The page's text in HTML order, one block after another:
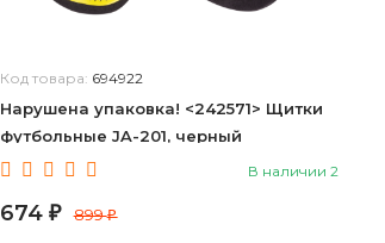
Код товара: 694922
Нарушена упаковка! <242571> Щитки
футбольные JA-201, черный
4680459053183 L
В наличии 2
674 ₽ 899₽